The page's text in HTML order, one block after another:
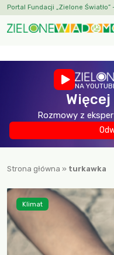
Portal Fundacji „Zielone
NA
Rozmowy z
Strona główna » turkawka
Klimat